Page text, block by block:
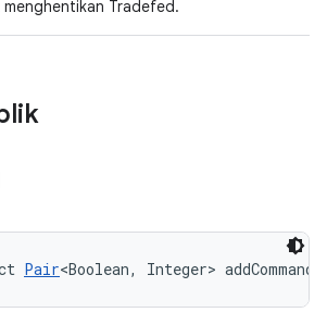
Tradefed.
Pair<Boolean, Integer>